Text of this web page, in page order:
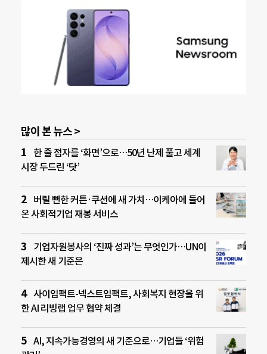
많이 본 뉴스 >
한 줄 점자를 ‘화면’으로…50년 난제 풀고 세계
시장 두드린 ‘닷’
버릴 뻔한 커튼·쿠션에 새 가치…이케아에 들어
온 사회적기업 재봉 서비스
기업자원봉사의 ‘진짜 성과’는 무엇인가…UN이
제시한 새 기준은
사이임팩트-넥스트임팩트, 사회복지 현장을 위
한 AI 리빙랩 업무 협약 체결
AI, 지속가능경영의 새 기준으로…기업들 ‘위험